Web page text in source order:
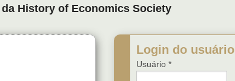
History of Economics Society
Login do usuário
Usuário *